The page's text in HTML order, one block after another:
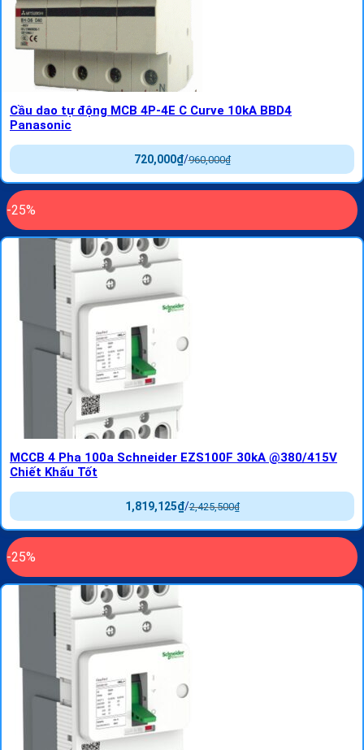
Cầu dao tự động MCB 4P-4E C Curve 10kA BBD4
Panasonic
960,000₫
/
720,000₫
-25%
MCCB 4 Pha 100a Schneider EZS100F 30kA @380/415V
Chiết Khấu Tốt
2,425,500₫
/
1,819,125₫
-25%